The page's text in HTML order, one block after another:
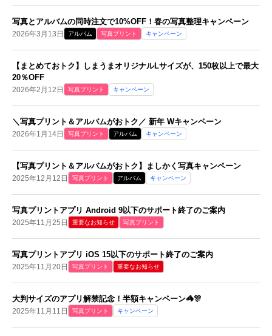
写真とアルバムの同時注文で10%OFF！春の写真整理キャンペーン
2026年3月13日 アルバム 写真プリント キャンペーン
【まとめておトク】しまうまオリジナルLサイズが、150枚以上で最大
20％OFF
2026年2月12日 写真プリント キャンペーン
＼写真プリント＆アルバムがおトク／ 新年 Wキャンペーン
2026年1月14日 写真プリント アルバム キャンペーン
【写真プリント＆アルバムがおトク】ましかく写真キャンペーン
2025年12月12日 写真プリント アルバム キャンペーン
写真プリントアプリ Android 9以下のサポート終了のご案内
2025年11月25日 重要なお知らせ 写真プリント
写真プリントアプリ iOS 15以下のサポート終了のご案内
2025年11月20日 写真プリント 重要なお知らせ
大判サイズのアプリ解禁記念！半額キャンペーン🦓🎊
2025年11月11日 写真プリント キャンペーン